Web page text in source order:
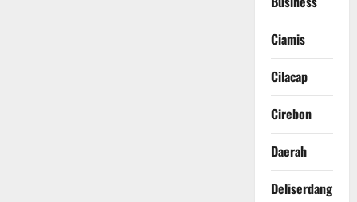
Ciamis
Cilacap
Cirebon
Daerah
Deliserdang